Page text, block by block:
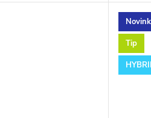
vozidlá Audi A6 1.9TDi
85kW
Tip